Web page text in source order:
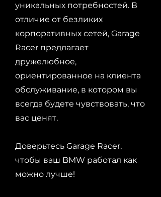
уникальных потребностей. В
отличие от безликих
корпоративных сетей, Garage
Racer предлагает
дружелюбное,
ориентированное на клиента
обслуживание, в котором вы
всегда будете чувствовать, что
вас ценят.
Доверьтесь Garage Racer,
чтобы ваш BMW работал как
можно лучше!